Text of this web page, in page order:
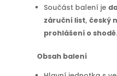
Součást balení je
záruční list, český
prohlášení o shodě.
Obsah balení